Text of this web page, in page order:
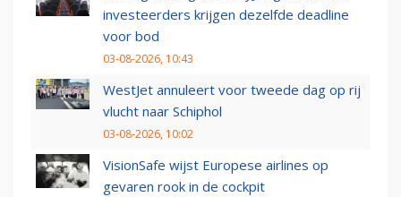
investeerders krijgen dezelfde deadline
voor bod
03-08-2026, 10:43
WestJet annuleert voor tweede dag op rij
vlucht naar Schiphol
03-08-2026, 10:02
VisionSafe wijst Europese airlines op
gevaren rook in de cockpit